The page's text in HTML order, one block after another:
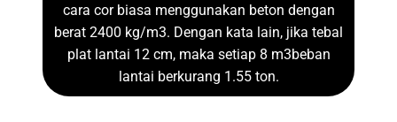
cara cor biasa menggunakan beton dengan
berat 2400 kg/m3. Dengan kata lain, jika tebal
plat lantai 12 cm, maka setiap 8 m3beban
lantai berkurang 1.55 ton.